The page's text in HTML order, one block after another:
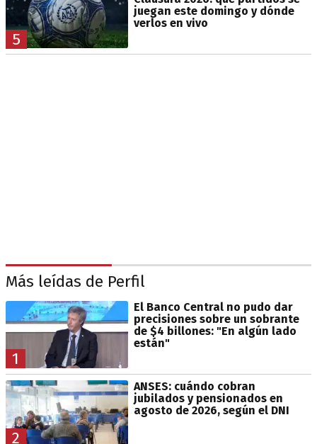
5
juegan este domingo y dónde
verlos en vivo
Más leídas de Perfil
1
El Banco Central no pudo dar
precisiones sobre un sobrante
de $4 billones: "En algún lado
están"
2
ANSES: cuándo cobran
jubilados y pensionados en
agosto de 2026, según el DNI